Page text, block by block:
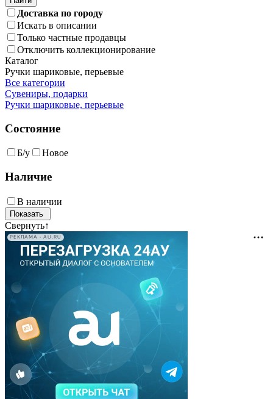
Доставка по городу
Искать в описании
Только частные продавцы
Отключить коллекционирование
Каталог
Ручки шариковые, перьевые
Все категории
Сувениры, подарки
Ручки шариковые, перьевые
Состояние
Б/у Новое
Наличие
В наличии
Свернуть↑
РЕКЛАМА • AU.RU